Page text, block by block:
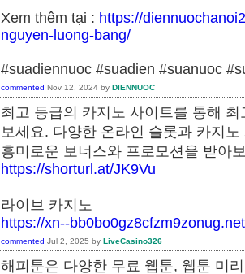
Xem thêm tại : https://
nguyen-luong-bang/
#suadiennuoc #suadien #suanuoc
commented Nov 12, 2024 by DIENNUOC
최고 등급의 카지노 사이트를 통해
보세요. 다양한 온라인 슬롯과 카지
흥미로운 보너스와 프로모션을 받
https://shorturl.at/JK9Vu
라이브 카지노
https://xn--bb0bo0gz8cfzm9zonug.net
commented Jul 2, 2025 by LiveCasino326
해피툰은 다양한 무료 웹툰, 웹툰 미